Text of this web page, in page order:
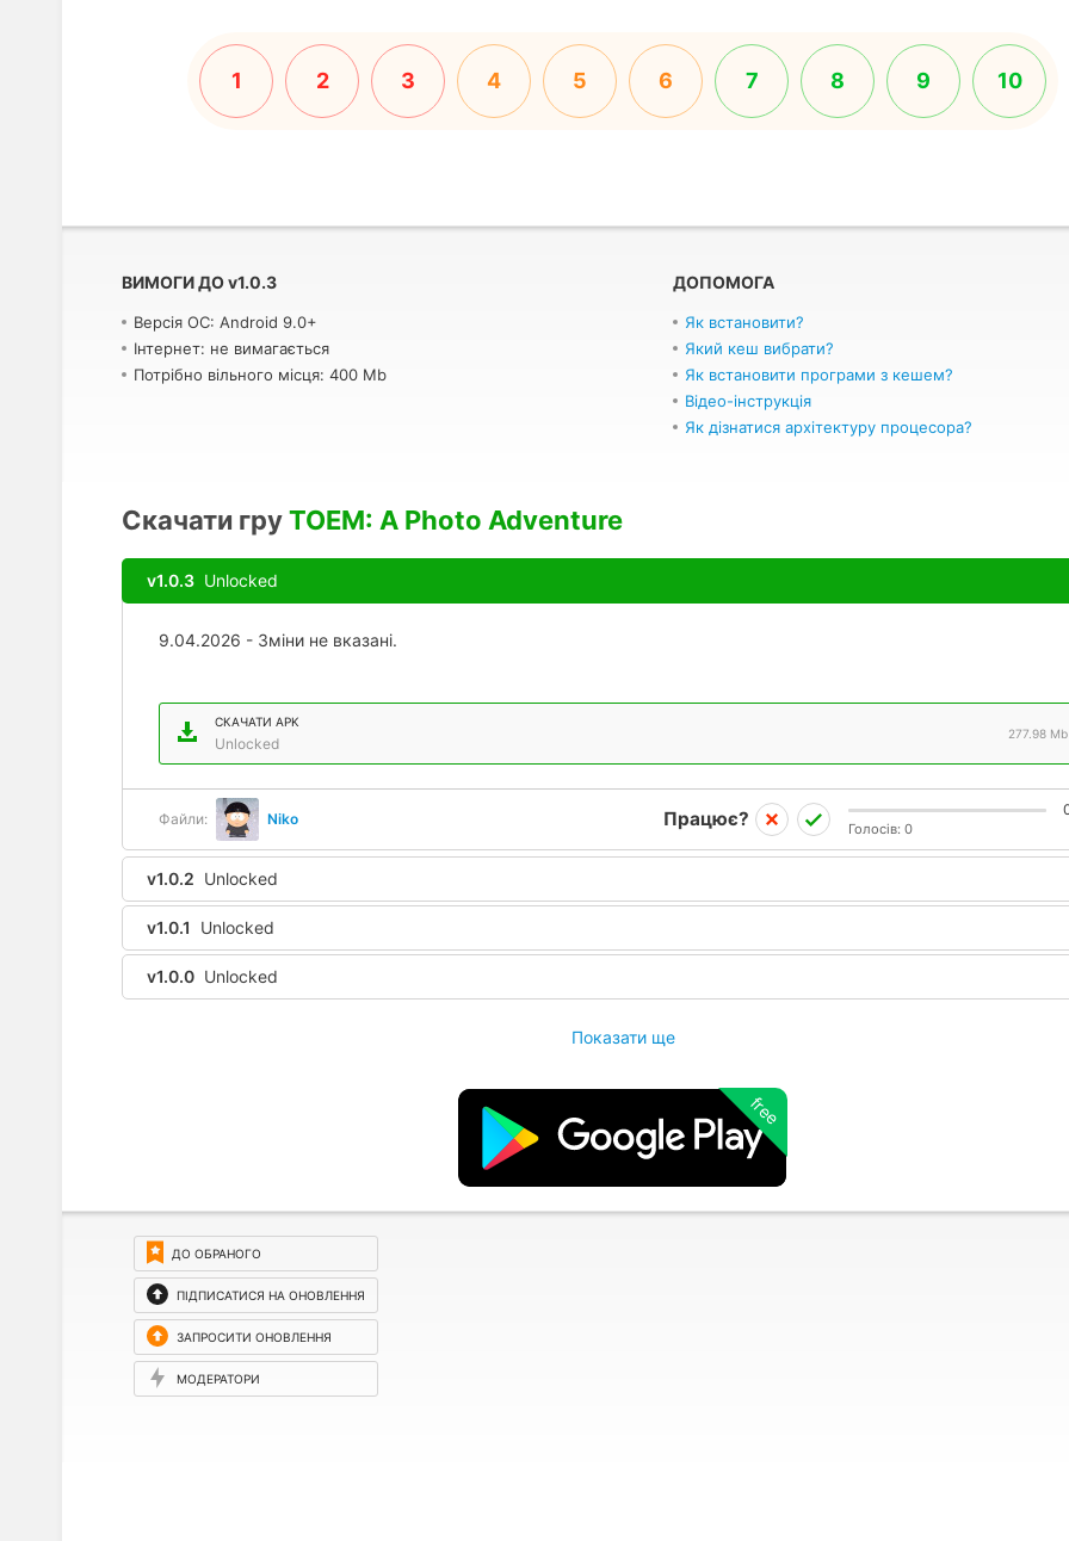
1 2 3 4 5 6 7 8 9 10
ВИМОГИ ДОv1.0.3
Версія ОС: Android 9.0+
Інтернет: не вимагається
Потрібно вільного місця: 400 Mb
ДОПОМОГА
Як встановити?
Який кеш вибрати?
Як встановити програми з кешем?
Відео-інструкція
Як дізнатися архітектуру процесора?
Скачати груTOEM: A Photo Adventure
v1.0.3 Unlocked
9.04.2026 - Зміни не вказані.
СКАЧАТИ APK
Unlocked
277.98 Mb
Файли: Niko Працює? Голосів: 0
v1.0.2 Unlocked
v1.0.1 Unlocked
v1.0.0 Unlocked
Показати ще
free
ДО ОБРАНОГО
ПІДПИСАТИСЯ НА ОНОВЛЕННЯ
ЗАПРОСИТИ ОНОВЛЕННЯ
МОДЕРАТОРИ